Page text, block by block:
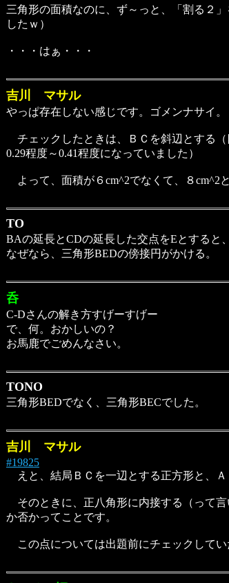
三角形の面積なのに、ず～っと、「割る２
したｗ）
・・・はぁ・・・
吉川 マサル
やっぱ存在しない感じです。ゴメンナサイ。
チェックしたときは、ＢＣを斜辺とする（
0.29程度～0.41程度になっていました）
よって、面積が６cm^2でなくて、８cm^2
TO
BAの延長とCDの延長した交点をEとすると
なぜなら、三角形BEDの傍接円がかける。
呑
C-Dさんの解き方すげーすげー
で、何。おかしいの？
お馬鹿でごめんなさい。
TONO
三角形BEDでなく、三角形BECでした。
吉川 マサル
#19825
えと、結局ＢＣを一辺とする正方形と、Ａ
そのときに、正八角形に内接する（って
か否かってことです。
この点については出題前にチェックしてい